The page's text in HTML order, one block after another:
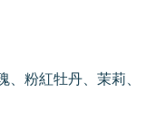
、粉紅牡丹、茉莉、